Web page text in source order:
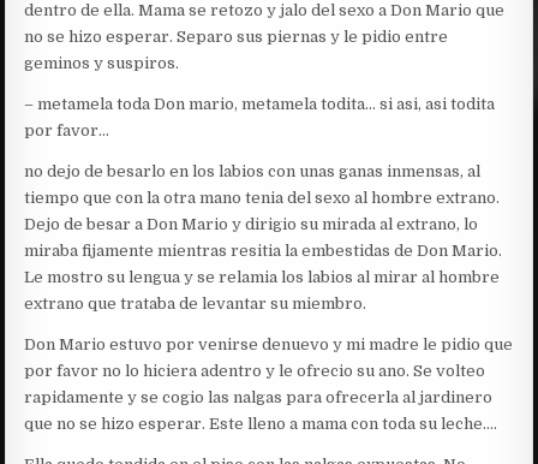
dentro de ella. Mama se retozo y jalo del sexo a Don Mario que
no se hizo esperar. Separo sus piernas y le pidio entre
geminos y suspiros.
– metamela toda Don mario, metamela todita… si asi, asi todita
por favor…
no dejo de besarlo en los labios con unas ganas inmensas, al
tiempo que con la otra mano tenia del sexo al hombre extrano.
Dejo de besar a Don Mario y dirigio su mirada al extrano, lo
miraba fijamente mientras resitia la embestidas de Don Mario.
Le mostro su lengua y se relamia los labios al mirar al hombre
extrano que trataba de levantar su miembro.
Don Mario estuvo por venirse denuevo y mi madre le pidio que
por favor no lo hiciera adentro y le ofrecio su ano. Se volteo
rapidamente y se cogio las nalgas para ofrecerla al jardinero
que no se hizo esperar. Este lleno a mama con toda su leche….